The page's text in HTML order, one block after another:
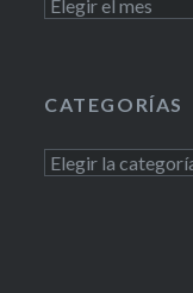
Archivos
CATEGORÍAS
Categorías